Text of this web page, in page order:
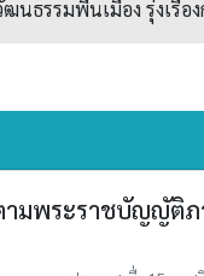
ธรรมพื้นเมือง รุ่งเรือง
ามพระราชบัญญัติ